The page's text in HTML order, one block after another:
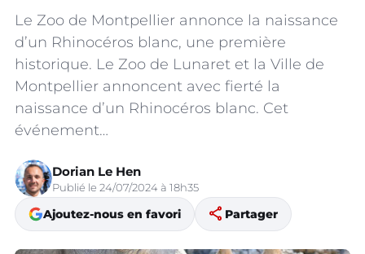
Le Zoo de Montpellier annonce la naissance
d’un Rhinocéros blanc, une première
historique. Le Zoo de Lunaret et la Ville de
Montpellier annoncent avec fierté la
naissance d’un Rhinocéros blanc. Cet
événement…
Dorian Le Hen
Publié le 24/07/2024 à 18h35
Ajoutez-nous en favori share Partager